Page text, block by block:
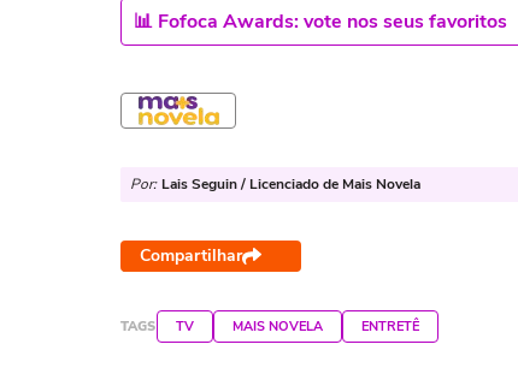
📊 Fofoca Awards: vote nos seus favoritos
Por: Lais Seguin / Licenciado de Mais Novela
Compartilhar
TAGS TV MAIS NOVELA ENTRETÊ